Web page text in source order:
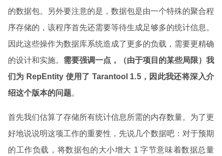
的数据包。另外要注意的是，数据包是由一个特殊的聚合程
序存储的，该程序首先还需要等待生成足够多的统计信息。
因此这些操作为数据库系统造成了更多的负载，需要更精确
的设计和实施。 需要强调一点，（由于项目的某些局限）我
们为 RepEntity 使用了 Tarantool 1.5，因此我还将深入介
绍这个版本的问题。
首先我们估算了存储所有统计信息所需的内存数量。为了更
好地说说明这项工作的重要性，先说几个数据吧：对于预期
的工作负载，将数据包的大小增大 1 字节意味着数据总量